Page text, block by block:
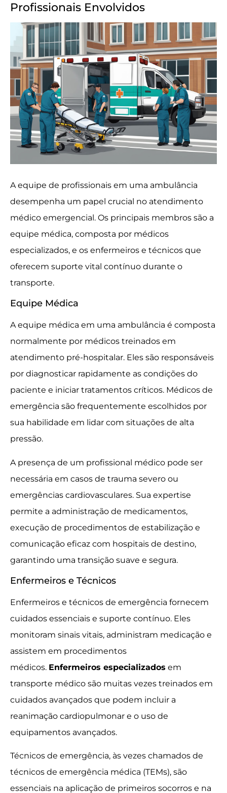
Profissionais Envolvidos
A equipe de profissionais em uma ambulância
desempenha um papel crucial no atendimento
médico emergencial. Os principais membros são a
equipe médica, composta por médicos
especializados, e os enfermeiros e técnicos que
oferecem suporte vital contínuo durante o
transporte.
Equipe Médica
A equipe médica em uma ambulância é composta
normalmente por médicos treinados em
atendimento pré-hospitalar. Eles são responsáveis
por diagnosticar rapidamente as condições do
paciente e iniciar tratamentos críticos. Médicos de
emergência são frequentemente escolhidos por
sua habilidade em lidar com situações de alta
pressão.
A presença de um profissional médico pode ser
necessária em casos de trauma severo ou
emergências cardiovasculares. Sua expertise
permite a administração de medicamentos,
execução de procedimentos de estabilização e
comunicação eficaz com hospitais de destino,
garantindo uma transição suave e segura.
Enfermeiros e Técnicos
Enfermeiros e técnicos de emergência fornecem
cuidados essenciais e suporte contínuo. Eles
monitoram sinais vitais, administram medicação e
assistem em procedimentos
médicos. Enfermeiros especializados em
transporte médico são muitas vezes treinados em
cuidados avançados que podem incluir a
reanimação cardiopulmonar e o uso de
equipamentos avançados.
Técnicos de emergência, às vezes chamados de
técnicos de emergência médica (TEMs), são
essenciais na aplicação de primeiros socorros e na